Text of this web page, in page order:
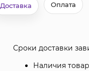
Доставка Оплата
Сроки доставки
Наличия